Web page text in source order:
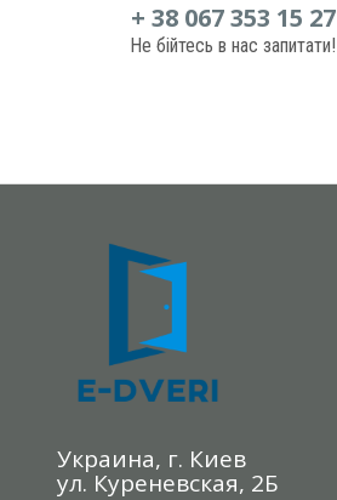
+ 38 067 353 15 27
Не бійтесь в нас запитати!
Украина, г. Киев
ул. Куреневская, 2Б